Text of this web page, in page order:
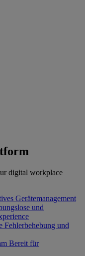
digital workplace
Gerätemanagement
und
Fehlerbehebung und
Bereit für